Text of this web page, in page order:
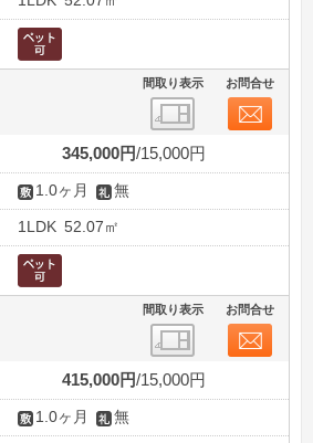
間取り表示 お問合せ
345,000円 15,000円
1.0ヶ月 無
1LDK 52.07㎡
間取り表示 お問合せ
415,000円 15,000円
1.0ヶ月 無